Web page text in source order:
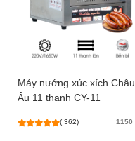
Máy nướng xúc xích Châu
Âu 11 thanh CY-11
( 362) 1150